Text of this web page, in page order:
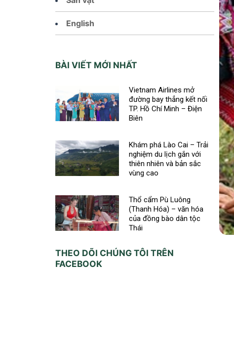
English
BÀI VIẾT MỚI NHẤT
Vietnam Airlines mở
đường bay thẳng kết nối
TP. Hồ Chí Minh – Điện
Biên
Khám phá Lào Cai – Trải
nghiệm du lịch gắn với
thiên nhiên và bản sắc
vùng cao
Thổ cẩm Pù Luông
(Thanh Hóa) – văn hóa
của đồng bào dân tộc
Thái
THEO DÕI CHÚNG TÔI TRÊN
FACEBOOK